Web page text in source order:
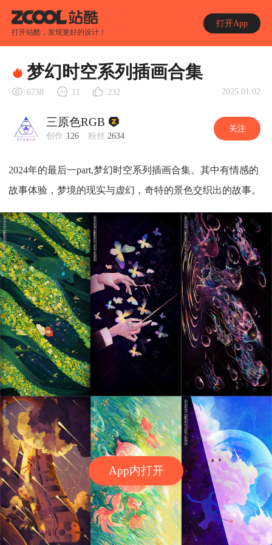
打开站酷，发现更好的设计！
打开App
App内打开
梦幻时空系列插画合集
6738 11 232 2025.01.02
三原色RGB
创作 126 粉丝 2634
关注
2024年的最后一part,梦幻时空系列插画合集。其中有情感的
故事体验，梦境的现实与虚幻，奇特的景色交织出的故事。